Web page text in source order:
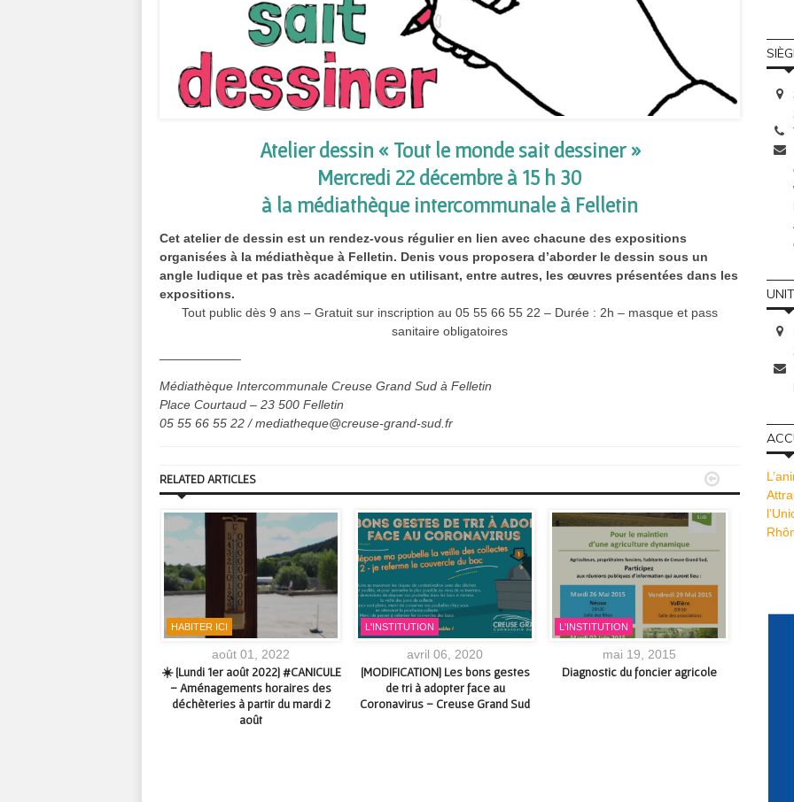
Atelier dessin « Tout le monde sait dessiner »
Mercredi 22 décembre à 15 h 30
à la médiathèque intercommunale à Felletin
Cet atelier de dessin est un rendez-vous régulier en lien avec chacune des expositions
organisées à la médiathèque à Felletin. Denis vous proposera d’aborder le dessin sous un
angle ludique et pas très académique en utilisant, entre autres, les œuvres présentées dans les
expositions.
Tout public dès 9 ans – Gratuit sur inscription au 05 55 66 55 22 – Durée : 2h – masque et pass
sanitaire obligatoires
——————–
Médiathèque Intercommunale Creuse Grand Sud à Felletin
Place Courtaud – 23 500 Felletin
05 55 66 55 22 / mediatheque@creuse-grand-sud.fr
RELATED ARTICLES
HABITER ICI
août 01, 2022
☀️ [Lundi 1er août 2022] #CANICULE
– Aménagements horaires des
déchèteries à partir du mardi 2
août
L'INSTITUTION
avril 06, 2020
[MODIFICATION] Les bons gestes
de tri à adopter face au
Coronavirus – Creuse Grand Sud
L'INSTITUTION
mai 19, 2015
Diagnostic du foncier agricole
